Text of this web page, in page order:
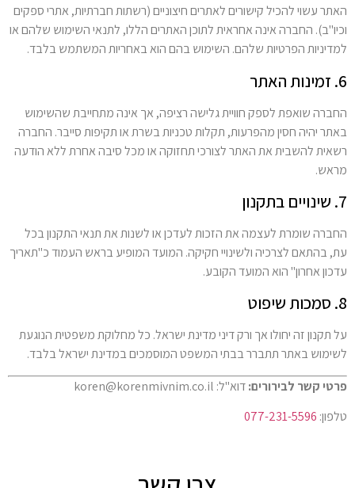
האתר עשוי להכיל קישורים לאתרים חיצוניים (רשתות חברתיות, אתרי ספקים
וכיו"ב). החברה אינה אחראית לתוכן האתרים הללו, לתנאי השימוש שלהם או
למדיניות הפרטיות שלהם. השימוש בהם הוא באחריות המשתמש בלבד.
6. זמינות האתר
החברה שואפת לספק חוויית גלישה רציפה, אך אינה מתחייבת שהשימוש
באתר יהיה חסין מהפרעות, תקלות טכניות בשרת או תקיפות סייבר. החברה
רשאית להשבית את האתר לצורכי תחזוקה או מכל סיבה אחרת ללא הודעה
מראש.
7. שינויים בתקנון
החברה שומרת לעצמה את הזכות לעדכן או לשנות את תנאי התקנון בכל
עת, בהתאם לצרכיה ולשינויי חקיקה. המועד המופיע בראש העמוד כ"תאריך
עדכון אחרון" הוא המועד הקובע.
8. סמכות שיפוט
על תקנון זה יחולו אך ורק דיני מדינת ישראל. כל מחלוקת משפטית הנוגעת
לשימוש באתר תתברר בבתי המשפט המוסמכים במדינת ישראל בלבד.
פרטי קשר לבירורים:דוא"ל: koren@korenmivnim.co.il
טלפון: 077-231-5596